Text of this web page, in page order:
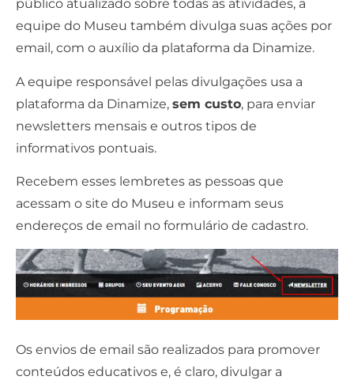
público atualizado sobre todas as atividades, a
equipe do Museu também divulga suas ações por
email, com o auxílio da plataforma da Dinamize.
A equipe responsável pelas divulgações usa a
plataforma da Dinamize, sem custo, para enviar
newsletters mensais e outros tipos de
informativos pontuais.
Recebem esses lembretes as pessoas que
acessam o site do Museu e informam seus
endereços de email no formulário de cadastro.
Os envios de email são realizados para promover
conteúdos educativos e, é claro, divulgar a